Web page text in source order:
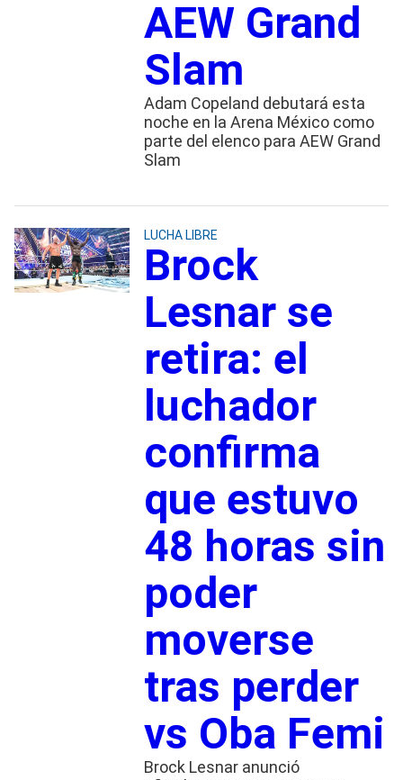
AEW Grand
Slam
Adam Copeland debutará esta
noche en la Arena México como
parte del elenco para AEW Grand
Slam
LUCHA LIBRE
Brock
Lesnar se
retira: el
luchador
confirma
que estuvo
48 horas sin
poder
moverse
tras perder
vs Oba Femi
Brock Lesnar anunció